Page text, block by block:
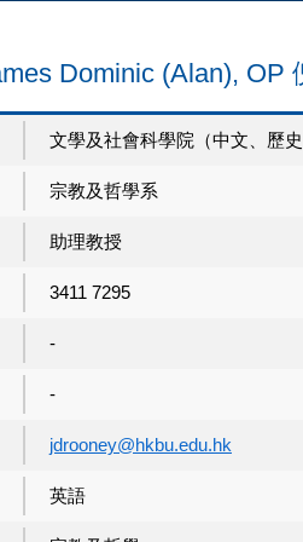
Dominic (Alan), OP
文學及社會科學院（中文、歷
宗教及哲學系
助理教授
3411 7295
-
-
jdrooney@hkbu.edu.hk
英語